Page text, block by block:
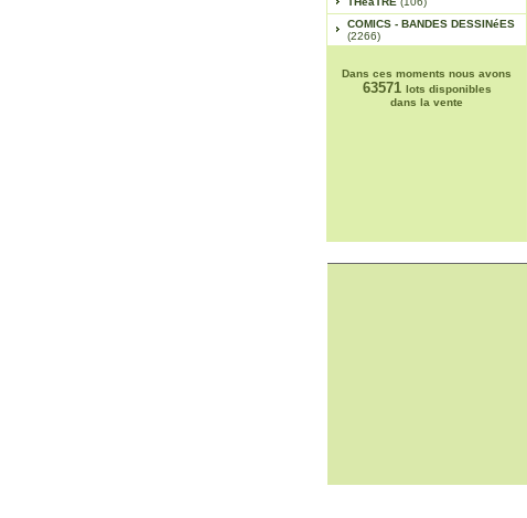
COMICS - BANDES DESSINéES
(2266)
Dans ces moments nous avons
63571 lots disponibles
dans la vente